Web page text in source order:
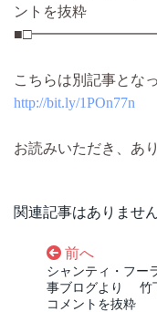
ントを抜粋
こちらは別記事とな
http://bit.ly/1POn77n
お読みいただき、あ
関連記事はありませ
前へ
シャンティ・フー
事ブログより 竹
コメントを抜粋